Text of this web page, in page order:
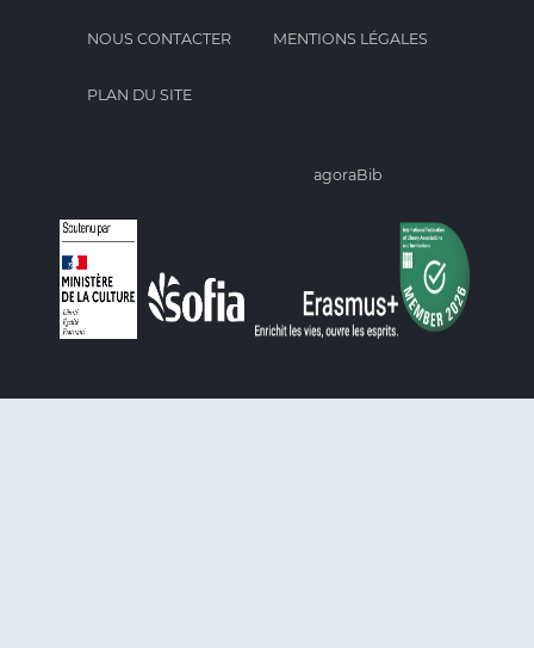
NOUS CONTACTER MENTIONS LÉGALES
PLAN DU SITE
agoraBib